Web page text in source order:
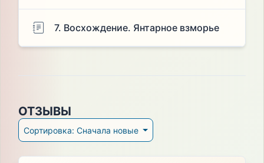
7. Восхождение. Янтарное взморье
ОТЗЫВЫ
Сортировка: Сначала новые